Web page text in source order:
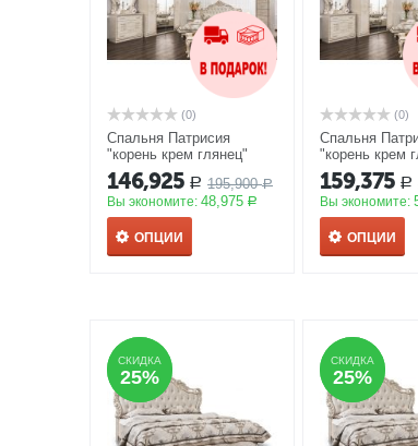
(0)
Спальня Патрисия
"корень крем глянец"
5Д-1,8 АКЦИЯ
146,925 Р 195,900 Р
Вы экономите: 48,975 Р
ОПЦИИ
(0)
Спальня
"корень крем
6Д-1,8 АКЦИЯ
159,375 Р
Вы экономите:
ОПЦИИ
СКИДКА
25%
СКИДКА
25%
СКИДКА
25%
СКИДКА
25%